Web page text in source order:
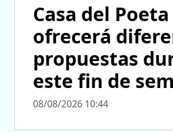
Casa del Poeta
ofrecerá
propuestas
este fin de
08/08/2026 10:44